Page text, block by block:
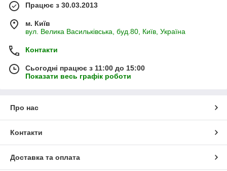
Працює з 30.03.2013
м. Київ
вул. Велика Васильківська, буд.80, Київ, Україна
Контакти
Сьогодні працює з 11:00 до 15:00
Показати весь графік роботи
Про нас
Контакти
Доставка та оплата